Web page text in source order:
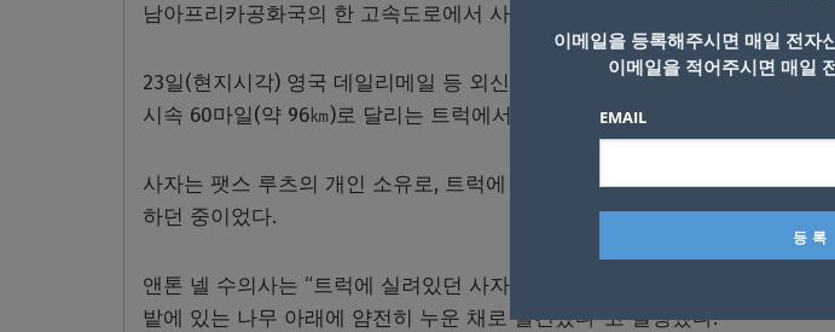
남아프리카공화국의 한 고속도로에서 사자가 트럭 지붕을 뚫고 점프해 도로
23일(현지시각) 영국 데일리메일 등 외신에 따르면 베이커빌과 리히텐버그
시속 60마일(약 96㎞)로 달리는 트럭에서 탈출해 도로변으로 달아났다.
사자는 팻스 루츠의 개인 소유로, 트럭에 실려 북서부 라모트셰레 지역에
하던 중이었다.
앤톤 넬 수의사는 “트럭에 실려있던 사자는 다행히 진정제를 맞아 편안한 상
밭에 있는 나무 아래에 얌전히 누운 채로 발견됐다”고 설명했다.
이메일을 등록해주시면 매일 전자
이메일을 적어주시면 매일
EMAIL